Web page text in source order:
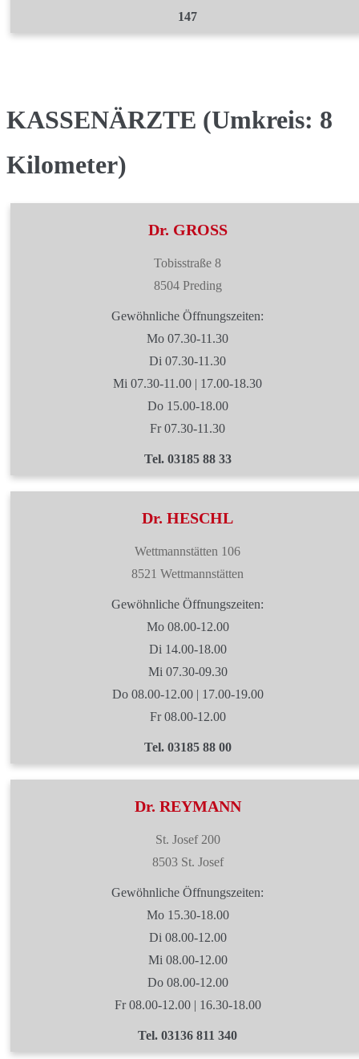
147
KASSENÄRZTE (Umkreis: 8
Kilometer)
Dr. GROSS
Tobisstraße 8
8504 Preding
Gewöhnliche Öffnungszeiten:
Mo 07.30-11.30
Di 07.30-11.30
Mi 07.30-11.00 | 17.00-18.30
Do 15.00-18.00
Fr 07.30-11.30
Tel. 03185 88 33
Dr. HESCHL
Wettmannstätten 106
8521 Wettmannstätten
Gewöhnliche Öffnungszeiten:
Mo 08.00-12.00
Di 14.00-18.00
Mi 07.30-09.30
Do 08.00-12.00 | 17.00-19.00
Fr 08.00-12.00
Tel. 03185 88 00
Dr. REYMANN
St. Josef 200
8503 St. Josef
Gewöhnliche Öffnungszeiten:
Mo 15.30-18.00
Di 08.00-12.00
Mi 08.00-12.00
Do 08.00-12.00
Fr 08.00-12.00 | 16.30-18.00
Tel. 03136 811 340